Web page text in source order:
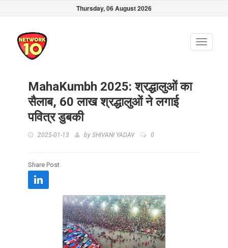
Thursday, 06 August 2026
Toggle
MahaKumbh 2025: श्रद्धालुओं का
सैलाब, 60 लाख श्रद्धालुओं ने लगाई
पवित्र डुबकी
2025-01-13 by SHIVANI YADAV 0
Share Post